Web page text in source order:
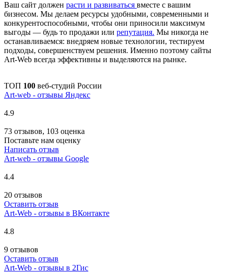
Ваш сайт должен расти и развиваться вместе с вашим
бизнесом. Мы делаем ресурсы удобными, современными и
конкурентоспособными, чтобы они приносили максимум
выгоды — будь то продажи или репутация. Мы никогда не
останавливаемся: внедряем новые технологии, тестируем
подходы, совершенствуем решения. Именно поэтому сайты
Art-Web всегда эффективны и выделяются на рынке.
ТОП 100 веб-студий России
Art-web - отзывы Яндекс
4.9
73 отзывов, 103 оценка
Поставьте нам оценку
Написать отзыв
Art-web - отзывы Google
4.4
20 отзывов
Оставить отзыв
Art-Web - отзывы в ВКонтакте
4.8
9 отзывов
Оставить отзыв
Art-Web - отзывы в 2Гис